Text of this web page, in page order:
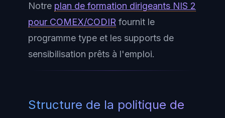
Notre plan de formation dirigeants NIS 2
pour COMEX/CODIR fournit le
programme type et les supports de
sensibilisation prêts à l'emploi.
Structure de la politique de